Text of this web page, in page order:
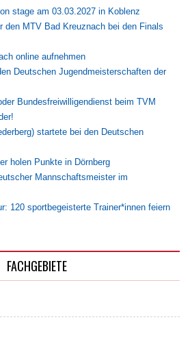
stage am 03.03.2027 in Koblenz
den MTV Bad Kreuznach bei den Finals
online aufnehmen
Deutschen Jugendmeisterschaften der
Bundesfreiwilligendienst beim TVM
startete bei den Deutschen
holen Punkte in Dörnberg
Mannschaftsmeister im
120 sportbegeisterte Trainer*innen feiern
FACHGEBIETE